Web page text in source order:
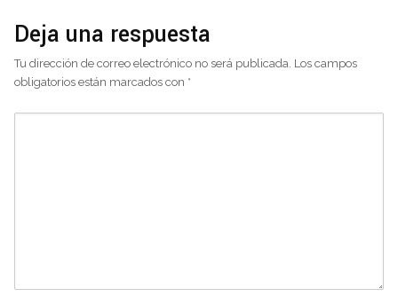
Deja una respuesta
Tu dirección de correo electrónico no será publicada. Los campos
obligatorios están marcados con *